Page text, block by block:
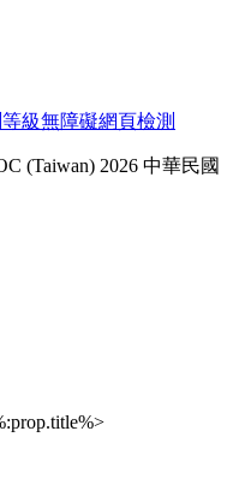
(Taiwan) 2026 中華民國